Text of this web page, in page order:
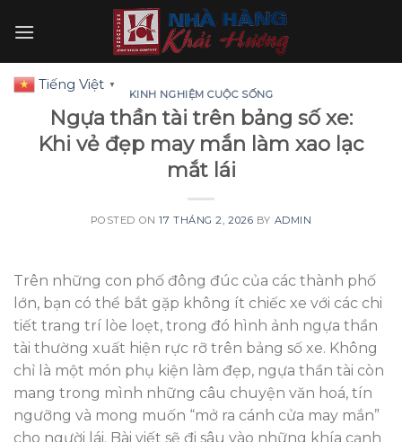
KINH NGHIỆM CUỘC SỐNG
Ngựa thần tài trên bảng số xe:
Khi vẻ đẹp may mắn làm xao lạc
mắt lái
POSTED ON17 THÁNG 2, 2026 BY ADMIN
Trên những con phố đông đúc của các thành phố
lớn, bạn có thể bắt gặp không ít chiếc xe với các chi
tiết trang trí lòe loẹt, trong đó hình ảnh ngựa thần
tài thường xuất hiện rực rỡ trên bảng số xe. Không
chỉ là một món phụ kiện làm đẹp, ngựa thần tài còn
mang trong mình những câu chuyện văn hoá, tín
ngưỡng và mong muốn “mở ra cánh cửa may mắn”
cho người lái. Bài viết sẽ đi sâu vào những khía cạnh
Tiếng Việt ▼